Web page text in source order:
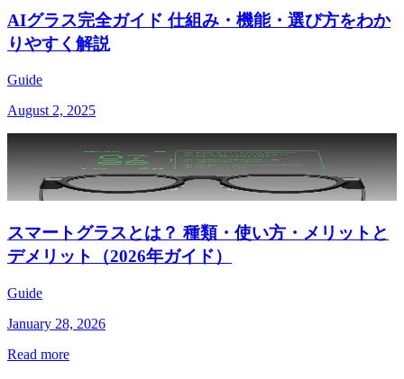
AIグラス完全ガイド 仕組み・機能・選び方をわか
りやすく解説
Guide
August 2, 2025
スマートグラスとは？ 種類・使い方・メリットと
デメリット（2026年ガイド）
Guide
January 28, 2026
Read more